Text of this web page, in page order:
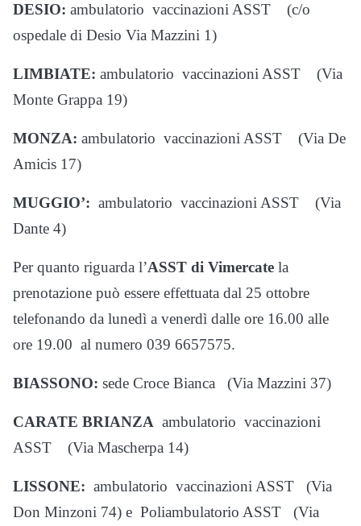
DESIO: ambulatorio vaccinazioni ASST (c/o
ospedale di Desio Via Mazzini 1)
LIMBIATE: ambulatorio vaccinazioni ASST (Via
Monte Grappa 19)
MONZA: ambulatorio vaccinazioni ASST (Via De
Amicis 17)
MUGGIO’: ambulatorio vaccinazioni ASST (Via
Dante 4)
Per quanto riguarda l’ASST di Vimercate la
prenotazione può essere effettuata dal 25 ottobre
telefonando da lunedì a venerdì dalle ore 16.00 alle
ore 19.00 al numero 039 6657575.
BIASSONO: sede Croce Bianca (Via Mazzini 37)
CARATE BRIANZA ambulatorio vaccinazioni
ASST (Via Mascherpa 14)
LISSONE: ambulatorio vaccinazioni ASST (Via
Don Minzoni 74) e Poliambulatorio ASST (Via